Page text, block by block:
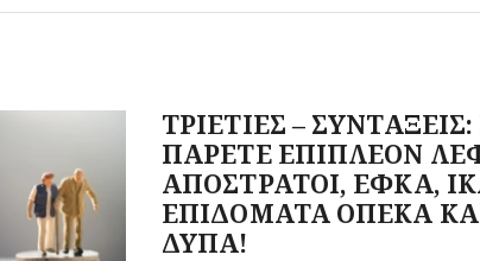
ΤΡΙΕΤΙΕΣ –
ΠΑΡΕΤΕ ΕΠΙΠΛΕΟΝ
ΑΠΟΣΤΡΑΤΟΙ, ΕΦΚΑ,
ΕΠΙΔΟΜΑΤΑ ΟΠΕΚΑ
ΔΥΠΑ!